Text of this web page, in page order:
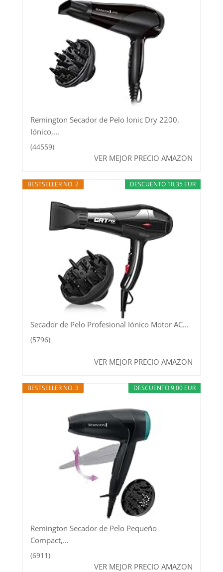
Remington Secador de Pelo Ionic Dry 2200,
Iónico,...
(44559)
VER MEJOR PRECIO AMAZON
DESCUENTO 10,35 EUR
BESTSELLER NO. 2
Secador de Pelo Profesional Iónico Motor AC...
(5796)
VER MEJOR PRECIO AMAZON
DESCUENTO 9,00 EUR
BESTSELLER NO. 3
Remington Secador de Pelo Pequeño
Compact,...
(6911)
VER MEJOR PRECIO AMAZON